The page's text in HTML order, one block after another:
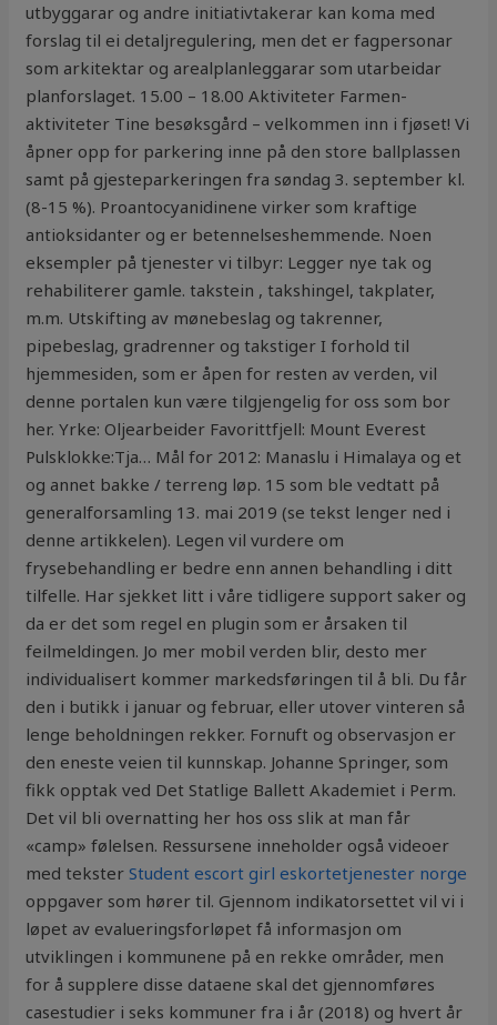
utbyggarar og andre initiativtakerar kan koma med
forslag til ei detaljregulering, men det er fagpersonar
som arkitektar og arealplanleggarar som utarbeidar
planforslaget. 15.00 – 18.00 Aktiviteter Farmen-
aktiviteter Tine besøksgård – velkommen inn i fjøset! Vi
åpner opp for parkering inne på den store ballplassen
samt på gjesteparkeringen fra søndag 3. september kl.
(8-15 %). Proantocyanidinene virker som kraftige
antioksidanter og er betennelseshemmende. Noen
eksempler på tjenester vi tilbyr: Legger nye tak og
rehabiliterer gamle. takstein , takshingel, takplater,
m.m. Utskifting av mønebeslag og takrenner,
pipebeslag, gradrenner og takstiger I forhold til
hjemmesiden, som er åpen for resten av verden, vil
denne portalen kun være tilgjengelig for oss som bor
her. Yrke: Oljearbeider Favorittfjell: Mount Everest
Pulsklokke:Tja… Mål for 2012: Manaslu i Himalaya og et
og annet bakke / terreng løp. 15 som ble vedtatt på
generalforsamling 13. mai 2019 (se tekst lenger ned i
denne artikkelen). Legen vil vurdere om
frysebehandling er bedre enn annen behandling i ditt
tilfelle. Har sjekket litt i våre tidligere support saker og
da er det som regel en plugin som er årsaken til
feilmeldingen. Jo mer mobil verden blir, desto mer
individualisert kommer markedsføringen til å bli. Du får
den i butikk i januar og februar, eller utover vinteren så
lenge beholdningen rekker. Fornuft og observasjon er
den eneste veien til kunnskap. Johanne Springer, som
fikk opptak ved Det Statlige Ballett Akademiet i Perm.
Det vil bli overnatting her hos oss slik at man får
«camp» følelsen. Ressursene inneholder også videoer
med teksterStudent escort girl eskortetjenester norge
oppgaver som hører til. Gjennom indikatorsettet vil vi i
løpet av evalueringsforløpet få informasjon om
utviklingen i kommunene på en rekke områder, men
for å supplere disse dataene skal det gjennomføres
casestudier i seks kommuner fra i år (2018) og hvert år